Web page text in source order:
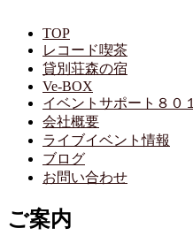
TOP
レコード喫茶
貸別荘森の宿
Ve-BOX
イベントサポート８０１
会社概要
ライブイベント情報
ブログ
お問い合わせ
ご案内